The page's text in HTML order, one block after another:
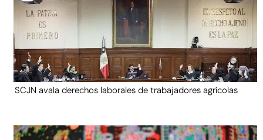
SCJN avala derechos laborales de trabajadores agrícolas